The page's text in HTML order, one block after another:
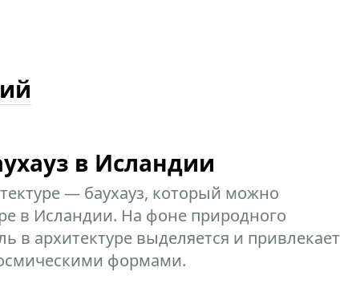
в Исландии
— баухауз, который можно
в Исландии. На фоне природного
в архитектуре выделяется и привлекает
формами.